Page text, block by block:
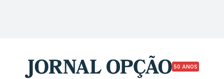
50 ANOS